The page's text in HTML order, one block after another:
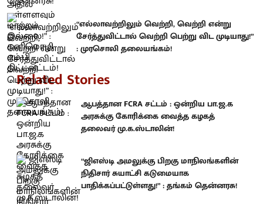
“எல்லாவற்றிலும் வெற்றி, வெற்றி என்று
சேர்த்துவிட்டால் வெற்றி பெற்று விட முடியாது!”
: முரசொலி தலையங்கம்!
Related Stories
ஆபத்தான FCRA சட்டம் : ஒன்றிய பா.ஜ.க
அரசுக்கு கோரிக்கை வைத்த கழகத்
தலைவர் மு.க.ஸ்டாலின்!
“ஜிஎஸ்டி அமலுக்கு பிறகு மாநிலங்களின்
நிதிசார் சுயாட்சி கடுமையாக
பாதிக்கப்பட்டுள்ளது!” : தங்கம் தென்னரசு!